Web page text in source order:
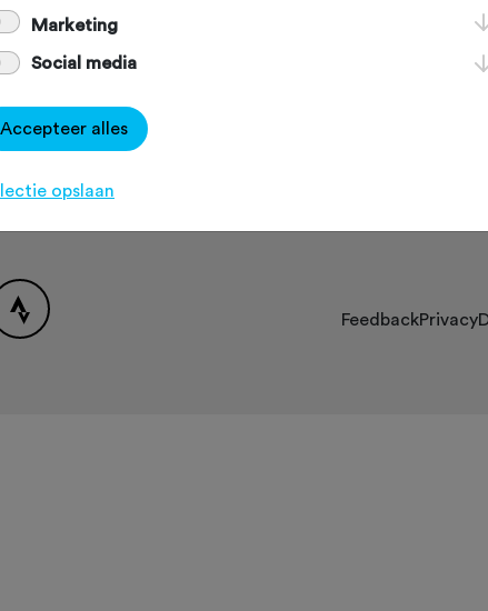
Over Fietssport
FeedbackPrivacy
Marketing
Social media
Accepteer alles
opslaan